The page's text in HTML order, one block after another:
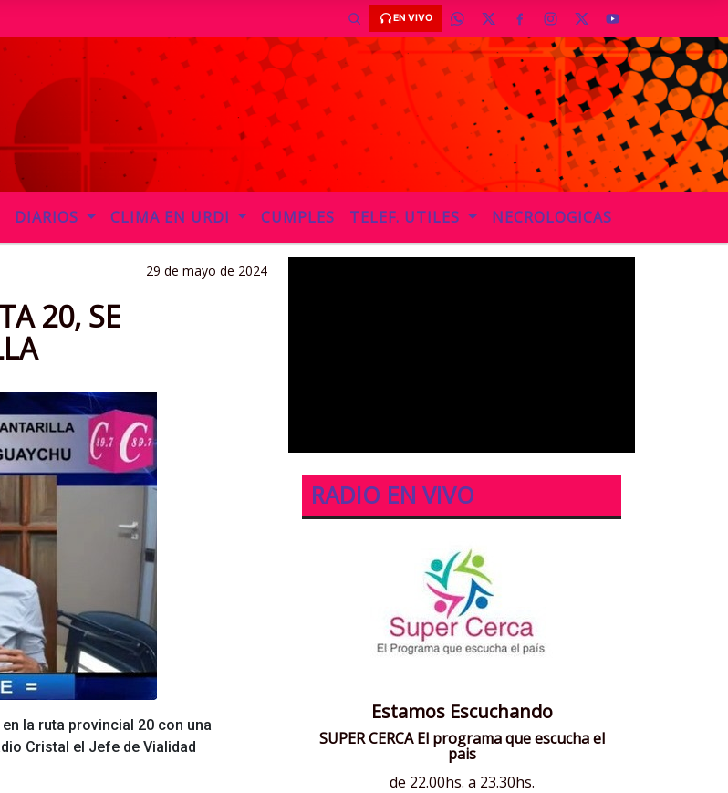
EN VIVO
DIARIOS CLIMA EN URDI CUMPLES TELEF. UTILES NECROLOGICAS
29 de mayo de 2024
20, SE
la ruta provincial 20 con una
Cristal el Jefe de Vialidad
RADIO EN VIVO
Estamos Escuchando
SUPER CERCA El programa que escucha el
pais
de 22.00hs. a 23.30hs.